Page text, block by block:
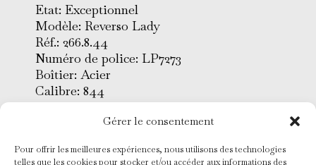
Gérer le consentement
Pour offrir les meilleures expériences, nous utilisons des technologies
telles que les cookies pour stocker et/ou accéder aux informations des
Etat: Exceptionnel
Modèle: Reverso Lady
Réf.: 266.8.44
Numéro de police: LP7273
Boîtier: Acier
Calibre: 844
Dimensions: 21 x 33 mm
Lunette: Acier et diamants
Verre: Saphir